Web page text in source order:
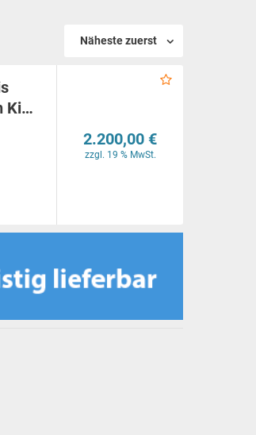
Näheste zuerst
Ki…
2.200,00 €
zzgl. 19 % MwSt.